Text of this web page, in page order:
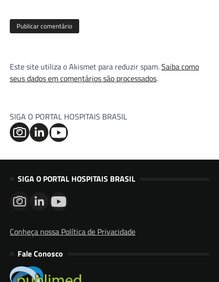
Este site utiliza o Akismet para reduzir spam.Saiba como
seus dados em comentários são processados.
SIGA O PORTAL HOSPITAIS BRASIL
SIGA O PORTAL HOSPITAIS BRASIL
Conheça nossa Política de Privacidade
Fale Conosco